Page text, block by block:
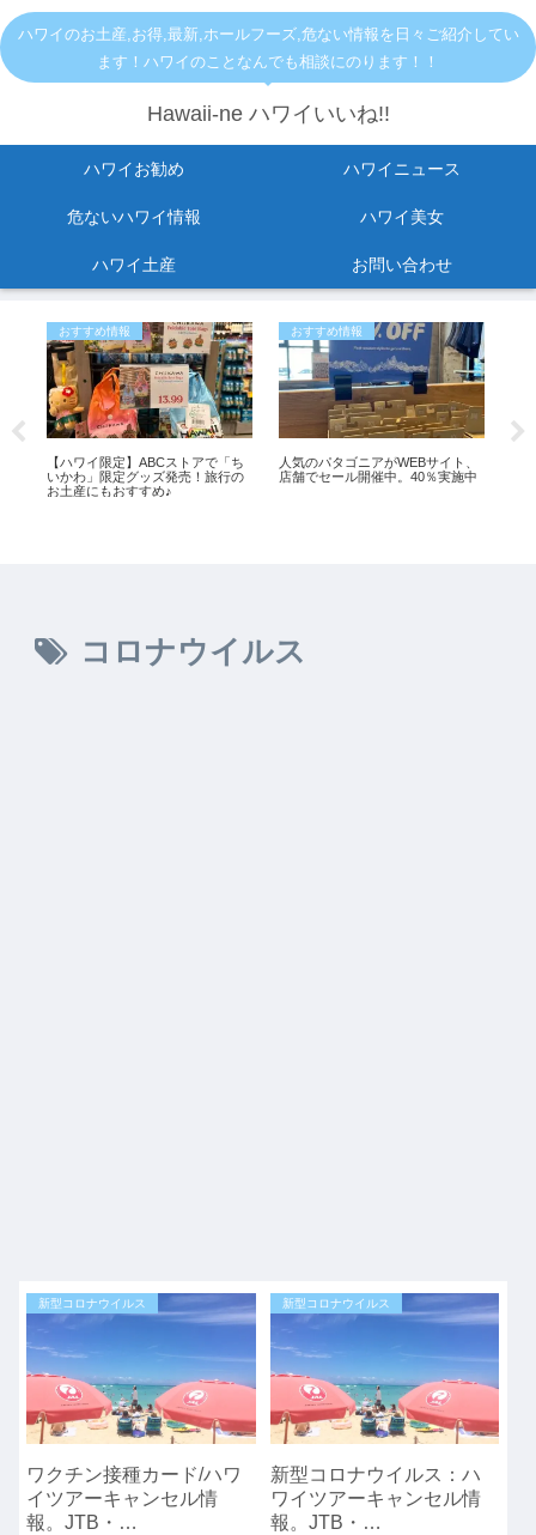
ハワイのお土産,お得,最新,ホールフーズ,危ない情報を日々ご紹介してい
ます！ハワイのことなんでも相談にのります！！
Hawaii-ne ハワイいいね!!
ハワイお勧め ハワイニュース
危ないハワイ情報 ハワイ美女
ハワイ土産 お問い合わせ
おすすめ情報
【ハワイ限定】ABCストアで「ち
いかわ」限定グッズ発売！旅行の
お土産にもおすすめ♪
おすすめ情報
人気のパタゴニアがWEBサイト、
店舗でセール開催中。40％実施中
コロナウイルス
新型コロナウイルス
ワクチン接種カード/ハワ
イツアーキャンセル情
報。JTB・
新型コロナウイルス
新型コロナウイルス：ハ
ワイツアーキャンセル情
報。JTB・